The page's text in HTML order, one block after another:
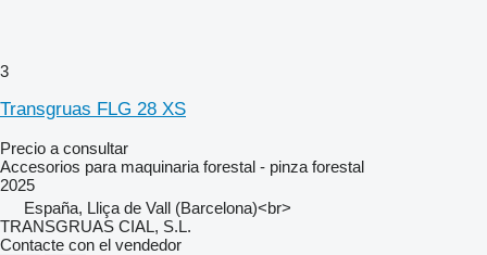
3
Transgruas FLG 28 XS
Precio a consultar
Accesorios para maquinaria forestal - pinza forestal
2025
España, Lliça de Vall (Barcelona)<br>
TRANSGRUAS CIAL, S.L.
Contacte con el vendedor